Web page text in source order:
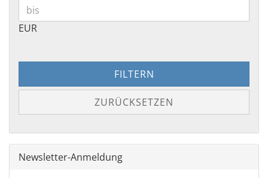
EUR
FILTERN
ZURÜCKSETZEN
Newsletter-Anmeldung